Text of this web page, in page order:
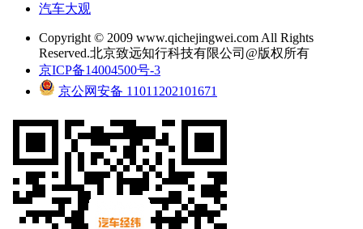
汽车大观
Copyright © 2009 www.qichejingwei.com All Rights
Reserved.北京致远知行科技有限公司@版权所有
京ICP备14004500号-3
京公网安备 11011202101671